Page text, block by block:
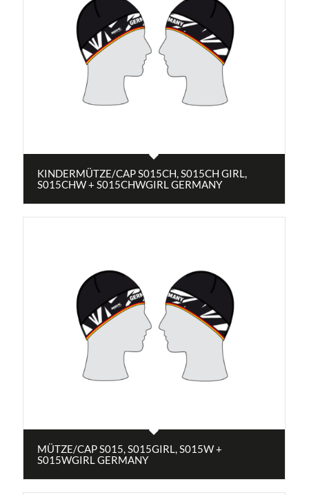
KINDERMÜTZE/CAP S015CH, S015CH GIRL,
S015CHW + S015CHWGIRL GERMANY
MÜTZE/CAP S015, S015GIRL, S015W +
S015WGIRL GERMANY